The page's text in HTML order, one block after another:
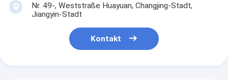
Nr. 49-, Weststraße Huayuan, Changjing-Stadt,
Jiangyin-Stadt
Kontakt